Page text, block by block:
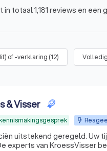
totaal 1,181 reviews en
of -verklaring (12)
& Visser
Uw tijd is waardevol. Laat ons daarom uw financiële zorgen uit handen
experts van KroessVisser